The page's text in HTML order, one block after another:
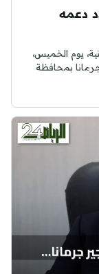
دعمه
يوم الخميس،
جرمانا بمحافظة